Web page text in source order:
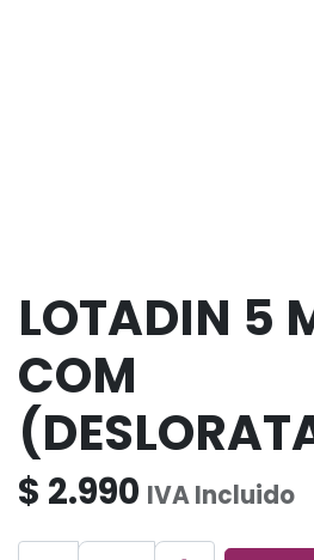
LOTADIN 5
COM
$ 2.990 IVA Incluido